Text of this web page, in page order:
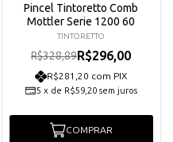
Pincel Tintoretto Comb
Mottler Serie 1200 60
TINTORETTO
R$328,89R$296,00
R$281,20 com PIX
5 x de R$59,20 sem juros
COMPRAR